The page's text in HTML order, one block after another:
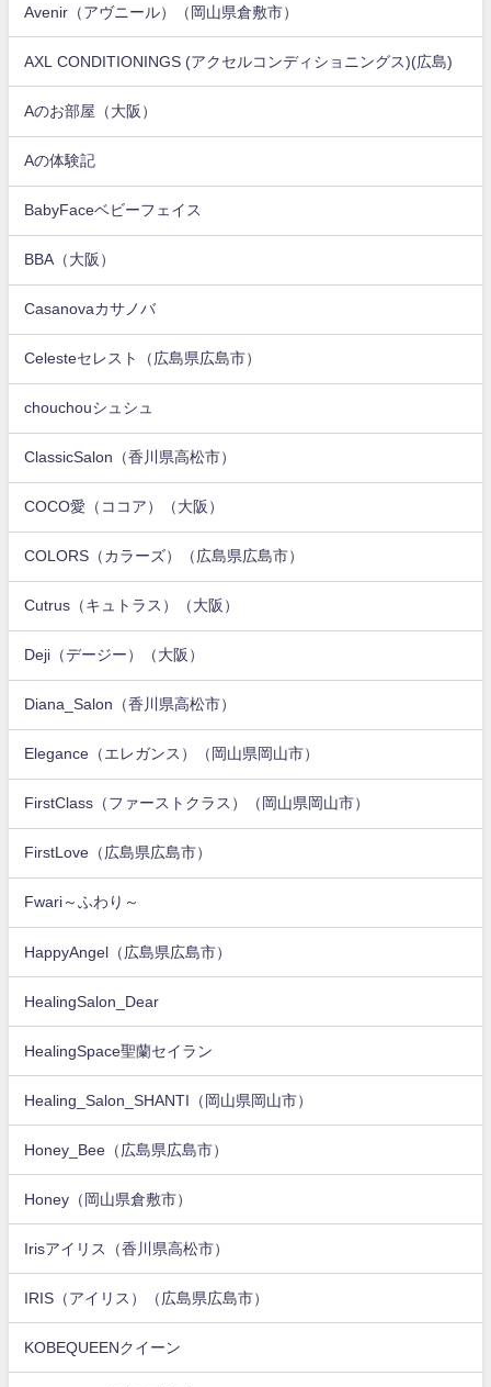
Avenir（アヴニール）（岡山県倉敷市）
AXL CONDITIONINGS (アクセルコンディショニングス)(広島)
Aのお部屋（大阪）
Aの体験記
BabyFaceベビーフェイス
BBA（大阪）
Casanovaカサノバ
Celesteセレスト（広島県広島市）
chouchouシュシュ
ClassicSalon（香川県高松市）
COCO愛（ココア）（大阪）
COLORS（カラーズ）（広島県広島市）
Cutrus（キュトラス）（大阪）
Deji（デージー）（大阪）
Diana_Salon（香川県高松市）
Elegance（エレガンス）（岡山県岡山市）
FirstClass（ファーストクラス）（岡山県岡山市）
FirstLove（広島県広島市）
Fwari～ふわり～
HappyAngel（広島県広島市）
HealingSalon_Dear
HealingSpace聖蘭セイラン
Healing_Salon_SHANTI（岡山県岡山市）
Honey_Bee（広島県広島市）
Honey（岡山県倉敷市）
Irisアイリス（香川県高松市）
IRIS（アイリス）（広島県広島市）
KOBEQUEENクイーン